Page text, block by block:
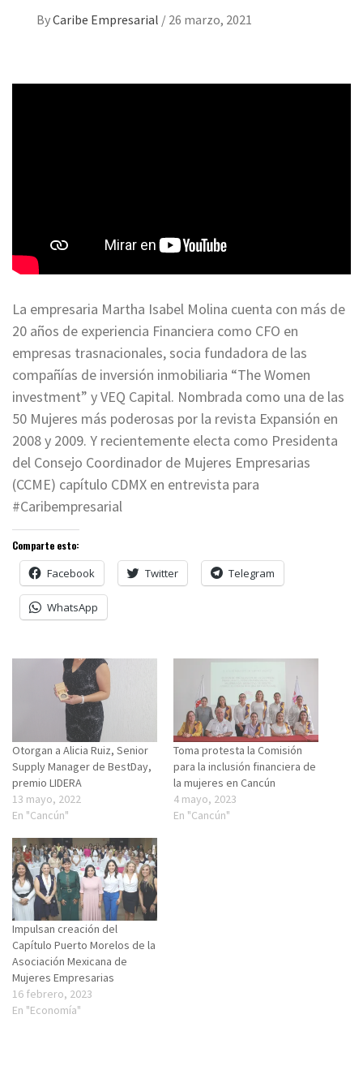
ByCaribe Empresarial / 26 marzo, 2021
La empresaria Martha Isabel Molina cuenta con más de
20 años de experiencia Financiera como CFO en
empresas trasnacionales, socia fundadora de las
compañías de inversión inmobiliaria “The Women
investment” y VEQ Capital. Nombrada como una de las
50 Mujeres más poderosas por la revista Expansión en
2008 y 2009. Y recientemente electa como Presidenta
del Consejo Coordinador de Mujeres Empresarias
(CCME) capítulo CDMX en entrevista para
#Caribempresarial
Comparte esto:
Facebook Twitter Telegram
WhatsApp
Otorgan a Alicia Ruiz, Senior
Supply Manager de BestDay,
premio LIDERA
13 mayo, 2022
En "Cancún"
Toma protesta la Comisión
para la inclusión financiera de
la mujeres en Cancún
4 mayo, 2023
En "Cancún"
Impulsan creación del
Capítulo Puerto Morelos de la
Asociación Mexicana de
Mujeres Empresarias
16 febrero, 2023
En "Economía"